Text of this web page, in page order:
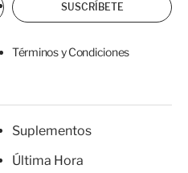
SUSCRÍBETE
Términos y Condiciones
Suplementos
Última Hora